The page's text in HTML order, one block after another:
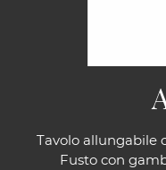
Tavolo allungabile
Fusto con